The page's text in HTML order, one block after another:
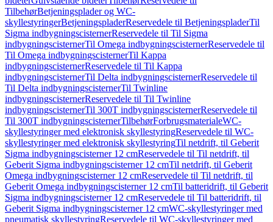
TilbehørBetjeningsplader og WC-
skyllestyringerBetjeningspladerReservedele til BetjeningspladerTil
Sigma indbygningscisternerReservedele til Til Sigma
indbygningscisternerTil Omega indbygningscisternerReservedele til
Til Omega indbygningscisternerTil Kappa
indbygningscisternerReservedele til Til Kappa
indbygningscisternerTil Delta indbygningscisternerReservedele til
Til Delta indbygningscisternerTil Twinline
indbygningscisternerReservedele til Til Twinline
indbygningscisternerTil 300T indbygningscisternerReservedele til
Til 300T indbygningscisternerTilbehørForbrugsmaterialeWC-
skyllestyringer med elektronisk skyllestyringReservedele til WC-
skyllestyringer med elektronisk skyllestyringTil netdrift, til Geberit
Sigma indbygningscisterner 12 cmReservedele til Til netdrift, til
Geberit Sigma indbygningscisterner 12 cmTil netdrift, til Geberit
Omega indbygningscisterner 12 cmReservedele til Til netdrift, til
Geberit Omega indbygningscisterner 12 cmTil batteridrift, til Geberit
Sigma indbygningscisterner 12 cmReservedele til Til batteridrift, til
Geberit Sigma indbygningscisterner 12 cmWC-skyllestyringer med
pneumatisk skyllestyringReservedele til WC-skyllestyringer med